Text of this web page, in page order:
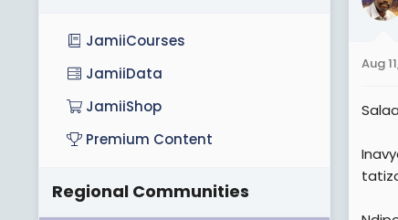
Aug
JamiiCourses
JamiiData
JamiiShop
Premium Content
Regional Communities